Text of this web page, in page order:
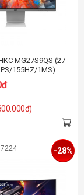
MG27S9QS (27
155HZ/1MS)
-28%